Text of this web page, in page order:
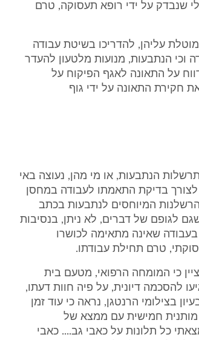
שנבדק על ידי רופא תעסוקה, טרם
עליהן, להדריכו בשיטת עבודה
וכי הנתבעות, מנועות מלטעון להעדר
על התאונה לאגף הפיקוח על
חקירת התאונה על ידי גוף
הנתבעות, או מי מהן, נעוצה באי
בדיקת התאמתו לעבודה במחסן
המיוחסים לנתבעות בכתב
לגופם של דברים, לא ניתן, בנסיבות
שאינה מתאימה לכושרו
טרם תחילת עבודתו.
כי המומחה הרפואי, מטעם בית
להסכמה דיונית, על פיה חוות דעתו,
בצילומי הרנטגן, נראה כי עוד זמן
מותנית חמישית עם ממצא של
כל תלונות על כאבי גב.... כאבי